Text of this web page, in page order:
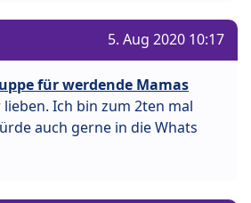
5. Aug 2020 10:17
für werdende Mamas
Ich bin zum 2ten mal
auch gerne in die Whats